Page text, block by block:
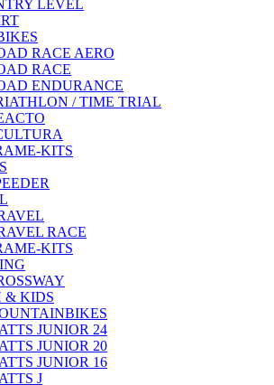
LEVEL
RACE AERO
RACE
ENDURANCE
/ TIME TRIAL
KITS
RACE
KITS
& KIDS
JUNIOR 24
JUNIOR 20
JUNIOR 16
J